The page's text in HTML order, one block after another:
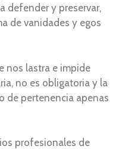
defender y preservar,
de vanidades y egos
nos lastra e impide
no es obligatoria y la
de pertenencia apenas
profesionales de